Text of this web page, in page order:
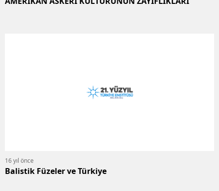
16 yıl önce
Balistik Füzeler ve Türkiye